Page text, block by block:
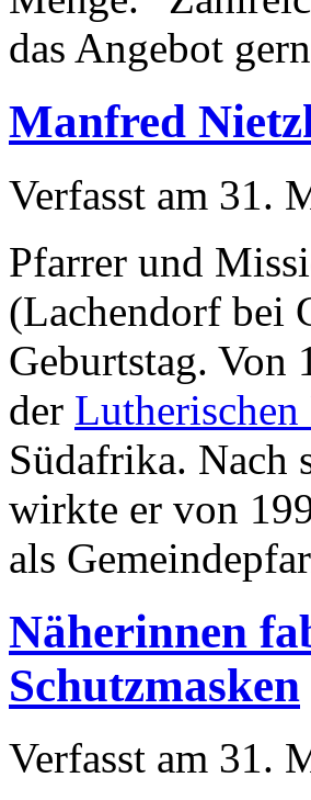
das Angebot
Manfred
Verfasst am 31.
Pfarrer und
(Lachendorf bei
Geburtstag. Von
der
Südafrika. Nach
wirkte er von
als
Näherinnen
Schutzmasken
Verfasst am 31.